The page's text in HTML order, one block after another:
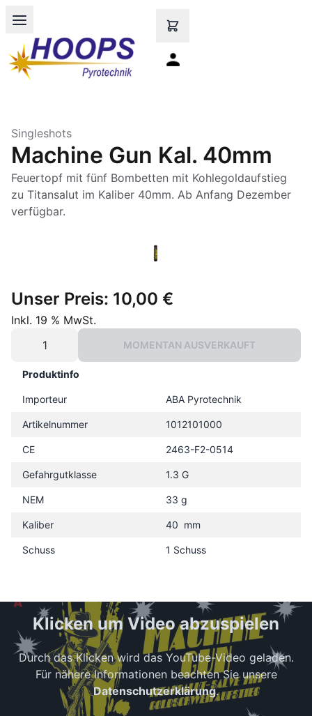
Open main menu
Singleshots
Machine Gun Kal. 40mm
Feuertopf mit fünf Bombetten mit Kohlegoldaufstieg
zu Titansalut im Kaliber 40mm. Ab Anfang Dezember
verfügbar.
Unser Preis: 10,00 €
Inkl. 19 % MwSt.
MOMENTAN AUSVERKAUFT
Produktinfo
Importeur ABA Pyrotechnik
Artikelnummer 1012101000
CE 2463-F2-0514
Gefahrgutklasse 1.3 G
NEM 33 g
Kaliber 40 mm
Schuss 1 Schuss
Klicken um Video abzuspielen
Durch das Klicken wird das YouTube-Video geladen.
Für nähere Informationen beachten Sie unsere
Datenschutzerklärung.